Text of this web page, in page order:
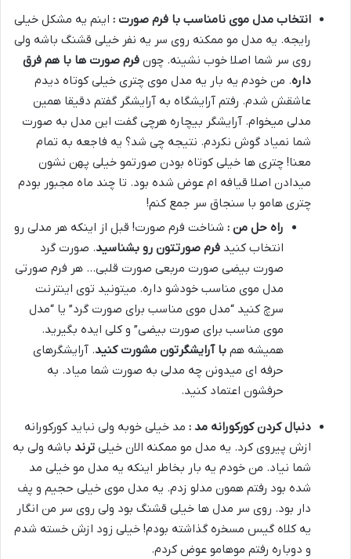
انتخاب مدل موی نامناسب با فرم صورت : اینم یه مشکل خیلی
رایجه. یه مدل مو ممکنه روی سر یه نفر خیلی قشنگ باشه ولی
روی سر شما اصلا خوب نشینه. چون فرم صورت ها با هم فرق
داره. من خودم یه بار یه مدل موی چتری خیلی کوتاه دیدم
عاشقش شدم. رفتم آرایشگاه به آرایشگر گفتم دقیقا همین
مدلی میخوام. آرایشگر بیچاره هرچی گفت این مدل به صورت
شما نمیاد گوش نکردم. نتیجه چی شد؟ یه فاجعه به تمام
معنا! چتری ها خیلی کوتاه بودن صورتمو خیلی پهن نشون
میدادن اصلا قیافه ام عوض شده بود. تا چند ماه مجبور بودم
چتری هامو با سنجاق سر جمع کنم!
راه حل من : شناخت فرم صورت! قبل از اینکه هر مدلی رو
انتخاب کنید فرم صورتتون رو بشناسید. صورت گرد
صورت بیضی صورت مربعی صورت قلبی… هر فرم صورتی
مدل موی مناسب خودشو داره. میتونید توی اینترنت
سرچ کنید “مدل موی مناسب برای صورت گرد” یا “مدل
موی مناسب برای صورت بیضی” و کلی ایده بگیرید.
همیشه هم با آرایشگرتون مشورت کنید. آرایشگرهای
حرفه ای میدونن چه مدلی به صورت شما میاد. به
حرفشون اعتماد کنید.
دنبال کردن کورکورانه مد : مد خیلی خوبه ولی نباید کورکورانه
ازش پیروی کرد. یه مدل مو ممکنه الان خیلی ترند باشه ولی به
شما نیاد. من خودم یه بار بخاطر اینکه یه مدل مو خیلی مد
شده بود رفتم همون مدلو زدم. یه مدل موی خیلی حجیم و پف
دار بود. روی سر مدل ها خیلی قشنگ بود ولی روی سر من انگار
یه کلاه گیس مسخره گذاشته بودم! خیلی زود ازش خسته شدم
و دوباره رفتم موهامو عوض کردم.